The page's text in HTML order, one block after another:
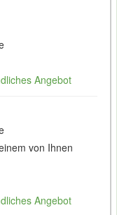
Angebot
von Ihnen
Angebot